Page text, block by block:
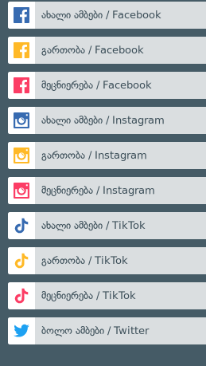
ახალი ამბები / Facebook
გართობა / Facebook
მეცნიერება / Facebook
ახალი ამბები / Instagram
გართობა / Instagram
მეცნიერება / Instagram
ახალი ამბები / TikTok
გართობა / TikTok
მეცნიერება / TikTok
ბოლო ამბები / Twitter